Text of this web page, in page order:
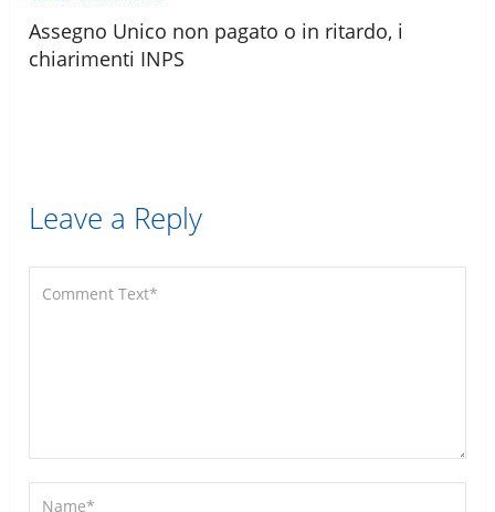
Assegno Unico non pagato o in ritardo, i
chiarimenti INPS
Leave a Reply